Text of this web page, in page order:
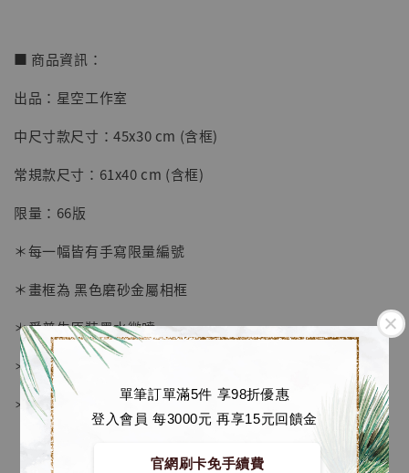
單筆訂單滿5件 享98折優惠
登入會員 每3000元 再享15元回饋金
官網刷卡免手續費
【店內現貨】七龍珠 系列蒐藏雕像 悟空 鳥山
明紀念款 [奇蹟工作室]
NT$ 5,580
加購優惠【海賊王 布魯克達摩 [7STARS Studio]】
■ 商品資訊：
出品：星空工作室
中尺寸款尺寸：45x30 cm (含框)
常規款尺寸：61x40 cm (含框)
限量：66版
＊每一幅皆有手寫限量編號
＊畫框為 黑色磨砂金屬相框
＊愛普生原裝墨水微噴
＊表面配有防塵透明有機玻璃
＊背面爲黑色防潮背板